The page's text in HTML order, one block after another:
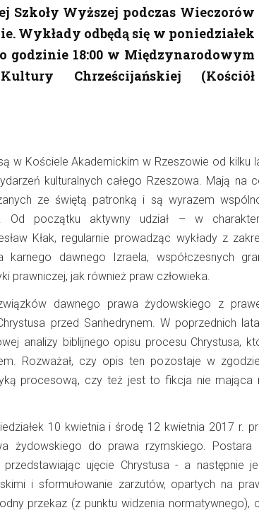
Szkoły Wyższej podczas Wieczorów
Wykłady odbędą się w poniedziałek
o godzinie 18:00 w Międzynarodowym
Chrześcijańskiej (Kościół
w Kościele Akademickim w Rzeszowie od kilku
kulturalnych całego Rzeszowa. Mają na
ze świętą patronką i są wyrazem
Od początku aktywny udział – w
Kłak, regularnie prowadząc wykłady z
dawnego Izraela, współczesnych
prawniczej, jak również praw człowieka.
dawnego prawa żydowskiego z
przed Sanhedrynem. W poprzednich
analizy biblijnego opisu procesu Chrystusa,
Rozważał, czy opis ten pozostaje w
procesową, czy też jest to fikcja nie mająca
10 kwietnia i środę 12 kwietnia 2017 r.
żydowskiego do prawa rzymskiego. Postara
ujęcie Chrystusa - a następnie
i sformułowanie zarzutów, opartych na
przekaz (z punktu widzenia normatywnego),